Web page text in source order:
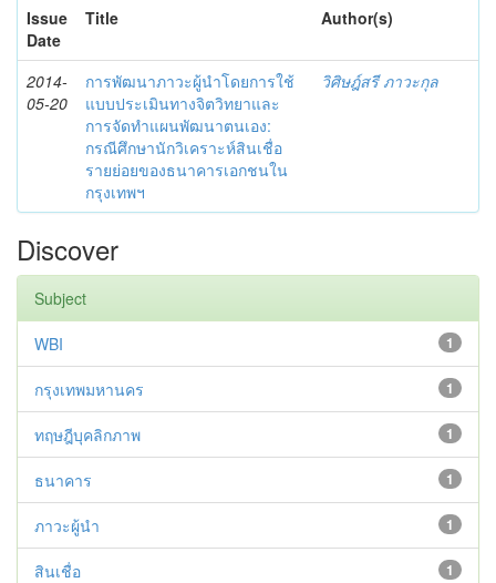
Issue
Date
Title Author(s)
2014-
05-20
การพัฒนาภาวะผู้นำโดยการใช้
แบบประเมินทางจิตวิทยาและ
การจัดทำแผนพัฒนาตนเอง:
กรณีศึกษานักวิเคราะห์สินเชื่อ
รายย่อยของธนาคารเอกชนใน
กรุงเทพฯ
วิศิษฎ์สรี ภาวะกุล
Discover
Subject
1
WBI
1
กรุงเทพมหานคร
1
ทฤษฎีบุคลิกภาพ
1
ธนาคาร
1
ภาวะผู้นำ
1
สินเชื่อ